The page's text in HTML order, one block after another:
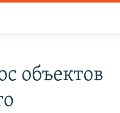
объектов